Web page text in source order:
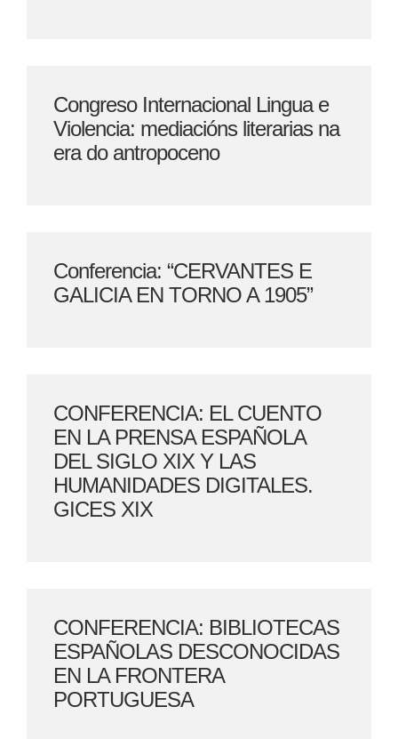
Congreso Internacional Lingua e
Violencia: mediacións literarias na
era do antropoceno
Conferencia: “CERVANTES E
GALICIA EN TORNO A 1905”
CONFERENCIA: EL CUENTO
EN LA PRENSA ESPAÑOLA
DEL SIGLO XIX Y LAS
HUMANIDADES DIGITALES.
GICES XIX
CONFERENCIA: BIBLIOTECAS
ESPAÑOLAS DESCONOCIDAS
EN LA FRONTERA
PORTUGUESA